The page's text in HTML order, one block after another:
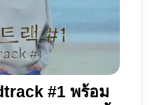
#1 พร้อม